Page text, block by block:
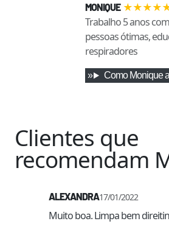
MONIQUE ★★★★
Trabalho 5 anos
pessoas ótimas,
respiradores
Como Monique
Clientes que
recomendam
ALEXANDRA17/01/2022
Muito boa. Limpa bem